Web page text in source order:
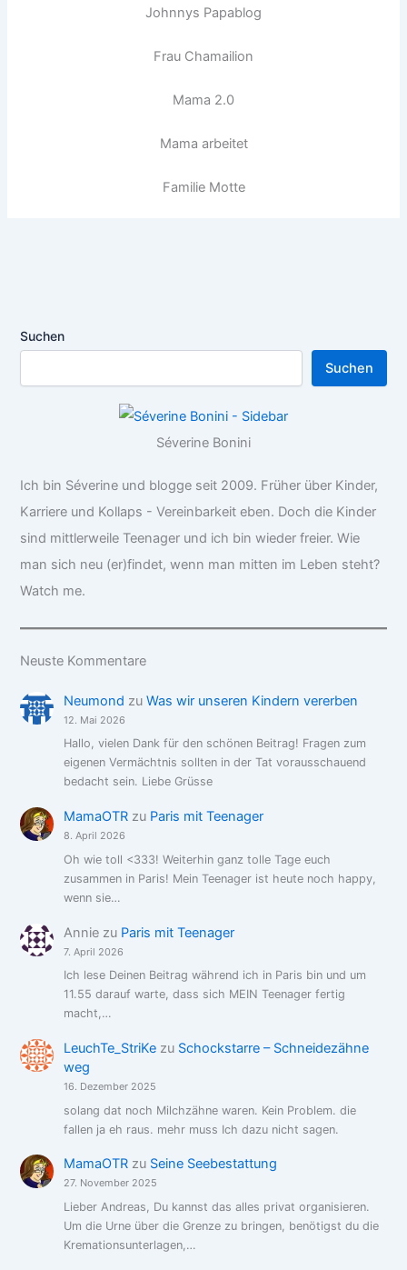
Johnnys Papablog
Frau Chamailion
Mama 2.0
Mama arbeitet
Familie Motte
Suchen
Suchen
Séverine Bonini
Ich bin Séverine und blogge seit 2009. Früher über Kinder,
Karriere und Kollaps - Vereinbarkeit eben. Doch die Kinder
sind mittlerweile Teenager und ich bin wieder freier. Wie
man sich neu (er)findet, wenn man mitten im Leben steht?
Watch me.
Neuste Kommentare
Neumond zu Was wir unseren Kindern vererben
12. Mai 2026
Hallo, vielen Dank für den schönen Beitrag! Fragen zum
eigenen Vermächtnis sollten in der Tat vorausschauend
bedacht sein. Liebe Grüsse
MamaOTRzu Paris mit Teenager
8. April 2026
Oh wie toll <333! Weiterhin ganz tolle Tage euch
zusammen in Paris! Mein Teenager ist heute noch happy,
wenn sie…
Anniezu Paris mit Teenager
7. April 2026
Ich lese Deinen Beitrag während ich in Paris bin und um
11.55 darauf warte, dass sich MEIN Teenager fertig
macht,…
LeuchTe_StriKezu Schockstarre – Schneidezähne
weg
16. Dezember 2025
solang dat noch Milchzähne waren. Kein Problem. die
fallen ja eh raus. mehr muss Ich dazu nicht sagen.
MamaOTRzu Seine Seebestattung
27. November 2025
Lieber Andreas, Du kannst das alles privat organisieren.
Um die Urne über die Grenze zu bringen, benötigst du die
Kremationsunterlagen,…